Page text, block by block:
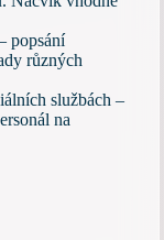
popsání
různých
službách –
na